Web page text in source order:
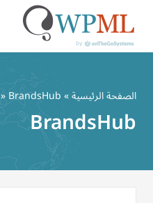
المحتوى
الصفحة الرئيسية»
» BrandsHub
BrandsHub